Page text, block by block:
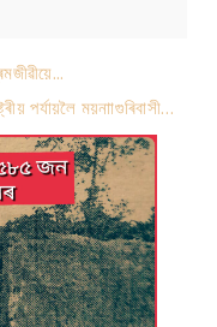
পৰ্যায়লৈ ময়নাাগুৰিবাসী…